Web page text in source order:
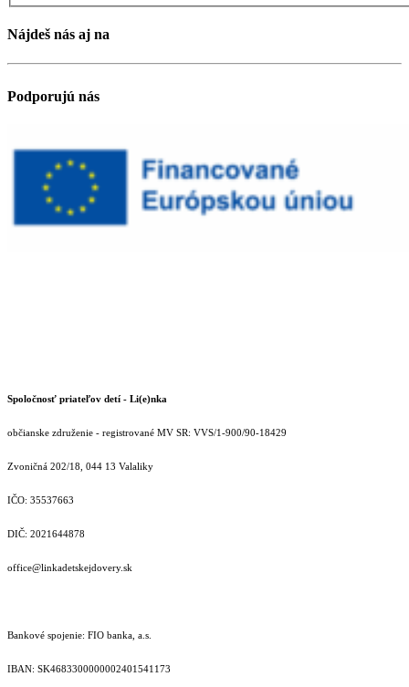
Nájdeš nás aj na
Podporujú nás
Spoločnosť priateľov detí - Li(e)nka
občianske združenie - registrované MV SR: VVS/1-900/90-18429
Zvoničná 202/18, 044 13 Valaliky
IČO: 35537663
DIČ: 2021644878
office@linkadetskejdovery.sk
Bankové spojenie: FIO banka, a.s.
IBAN: SK46833000000­02401541173